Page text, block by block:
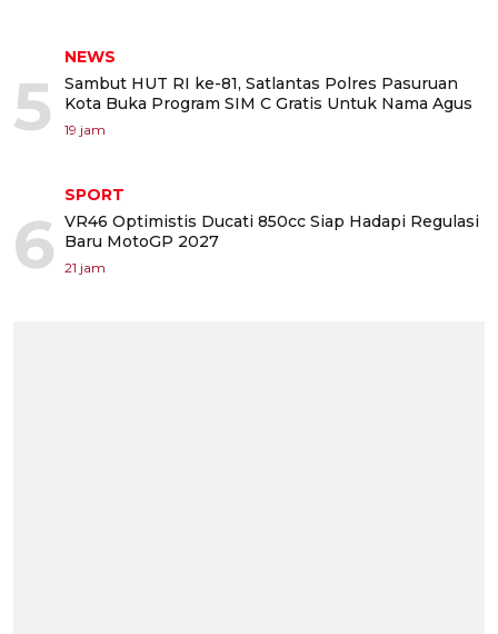
5
NEWS
Sambut HUT RI ke-81, Satlantas Polres Pasuruan
Kota Buka Program SIM C Gratis Untuk Nama Agus
19 jam
6
SPORT
VR46 Optimistis Ducati 850cc Siap Hadapi Regulasi
Baru MotoGP 2027
21 jam